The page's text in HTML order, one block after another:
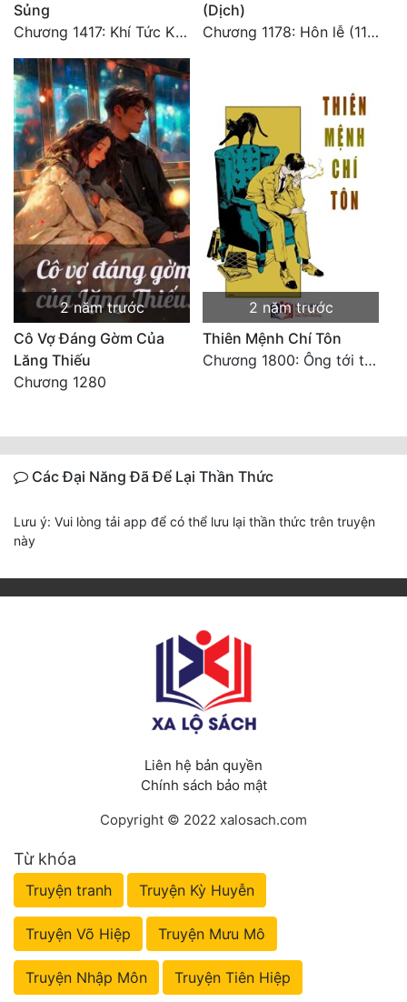
Sủng
Chương 1417: Khí Tức Kinh Khủng! Thời Không Khác! (Hoàn Thành)
(Dịch)
Chương 1178: Hôn lễ (11) HOÀN
2 năm trước
Cô Vợ Đáng Gờm Của
Lăng Thiếu
Chương 1280
2 năm trước
Thiên Mệnh Chí Tôn
Chương 1800: Ông tới từ đâu thế
Các Đại Năng Đã Để Lại Thần Thức
Lưu ý: Vui lòng tải app để có thể lưu lại thần thức trên truyện
này
Liên hệ bản quyền
Chính sách bảo mật
Copyright © 2022 xalosach.com
Từ khóa
Truyện tranh Truyện Kỳ Huyễn
Truyện Võ Hiệp Truyện Mưu Mô
Truyện Nhập Môn Truyện Tiên Hiệp